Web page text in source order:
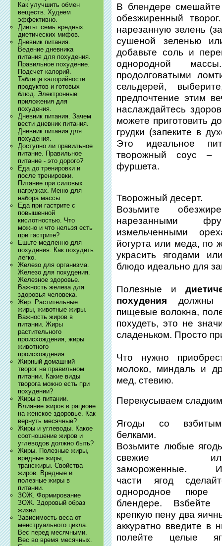
Как улучшить обмен
веществ. Худеем
эффективно.
Диеты: семь вредных
диетических мифов.
Дневник питания.
Ведение дневника
питания для похудения.
Правильное похудение.
Подсчет калорий.
Таблица калорийности
продуктов и готовых
блюд. Электронные
приложения для
похудения.
Дневник питания. Зачем
вести дневник питания.
Дневник питания для
похудения.
Доступно ли правильное
питание. Правильное
питание - это дорого?
Еда до тренировки и
после тренировки.
Питание при силовых
нагрузках. Меню для
набора массы
Еда при гастрите с
повышенной
кислотностью. Что
можно и что нельзя есть
при гастрите?
Ешьте медленно для
похудения. Как похудеть
легко.
Железо для организма.
Железо для похудения.
Железное здоровье.
Важность железа для
здоровья человека.
Жир. Растительные
жиры, животные жиры.
Важность жиров в
питании. Жиры
растительного
происхождения, жиры
животного
происхождения.
Жирный домашний
творог на правильном
питании. Какие виды
творога можно есть при
похудении?
Жиры в питании.
Влияние жиров в рационе
на женское здоровье. Как
вернуть месячные?
Жиры и углеводы. Какое
соотношение жиров и
углеводов должно быть?
Жиры. Полезные жиры,
вредные жиры,
трансжиры. Свойства
жиров. Вредные и
полезные жиры в
питании.
ЗОЖ. Формирование
ЗОЖ. Здоровый образ
жизни
Зависимость веса от
менструального цикла.
Вес перед месячными.
Вес во время месячных.
В блендере
обезжиренный
нарезанную зелень
сушеной зеленью
добавьте соль и
однородной
продолговатыми
сельдерей,
предпочтение этим
наслаждайтесь
можете приготовить
грудки (запеките в
Это идеальное
творожный соус –
фуршета.
Творожный десерт.
Возьмите
нарезанными
измельченными
йогурта или меда, по
украсить ягодами
блюдо идеально для
Полезные и
похудения должны
пищевые волокна,
похудеть, это не
сладеньком. Просто
Что нужно
молоко, миндаль и
мед, стевию.
Перекусываем
Ягоды со
белками.
Возьмите любые
свежие
замороженные.
части ягод
однородное пюре
блендере. Взбейте
крепкую пену два
аккуратно введите в
полейте целые